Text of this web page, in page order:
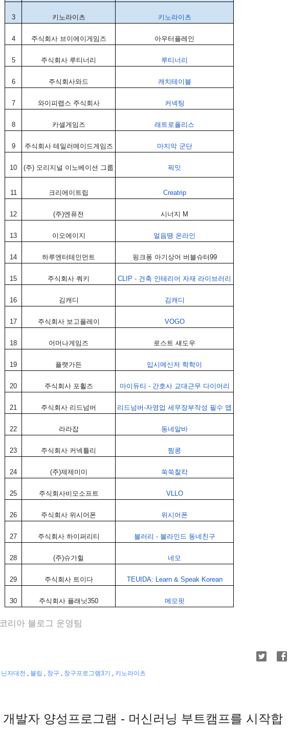
3 키노라이츠 키노라이츠
4 주식회사 브이에이게임즈 아우터플레인
5 주식회사 루티너리 루티너리
6 주식회사와드 캐치테이블
7 와이피랩스 주식회사 커넥팅
8 카셀게임즈 래트로폴리스
9 주식회사 테일러메이드게임즈 마지막 군단
10 (주) 오리지널 이노베이션 그룹 픽잇
11 크리에이트립 Creatrip
12 (주)엔퓨전 시너지 M
13 이오에이지 얼음땡 온라인
14 하루엔터테인먼트 핑크퐁 아기상어 버블슈터99
15 주식회사 쿼키 CLIP - 건축 인테리어 자재 라이브러리
16 김캐디 김캐디
17 주식회사 보고플레이 VOGO
18 어머나게임즈 로스트 섀도우
19 플랫가든 입시메신저 학학이
20 주식회사 포휠즈 마이듀티 - 간호사 교대근무 다이어리
21 주식회사 리드넘버 리드넘버-자영업 세무장부작성 필수 앱
22 라라잡 동네알바
23 주식회사 커넥틀리 찜콩
24 (주)제제미미 쑥쑥찰칵
25 주식회사비모소프트 VLLO
26 주식회사 위시어폰 위시어폰
27 주식회사 하이퍼리티 블러리 - 블라인드 동네친구
28 (주)슈가힐 네모
29 주식회사 트이다 TEUIDA: Learn & Speak Korean
30 주식회사 플래닛350 메모핏
리아 블로그 운영팀
닌자대전 , 블립 , 창구 , 창구프로그램3기 , 키노라이츠
개발자 양성프로그램 - 머신러닝 부트캠프를 시작합